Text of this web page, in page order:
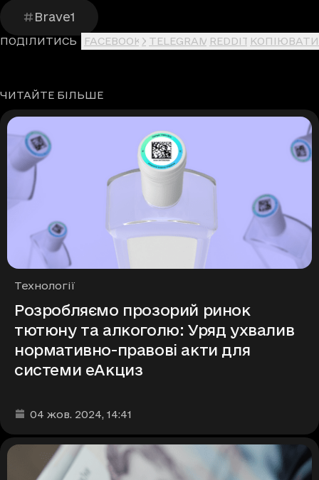
Brave1
ПОДІЛИТИСЬ FACEBOOK X TELEGRAM REDDIT КОПІЮВАТИ
ЧИТАЙТЕ БІЛЬШЕ
Рубрики
Технології
Розробляємо прозорий ринок
тютюну та алкоголю: Уряд ухвалив
нормативно-правові акти для
системи еАкциз
Дата та час публікації
04 жов. 2024, 14:41